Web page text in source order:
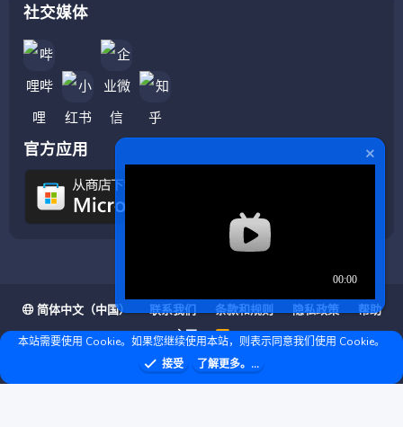
社交媒体
官方应用
简体中文（中国） 联系我们 条款和规则 隐私政策
帮助
主页
R
S
S
❤ © Copyright 2020–2026 基岩科技 版权所有 |Microsoft Marketplace
本站需要使用 Cookie。如果您继续使用本站，则表示同意我们使用 Cookie。
接受
了解更多。...